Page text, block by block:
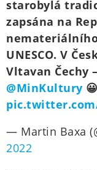
starobylá
zapsána na
UNESCO. V
Vltavan Čechy
@MinKultury 😀
— Martin Baxa
2022